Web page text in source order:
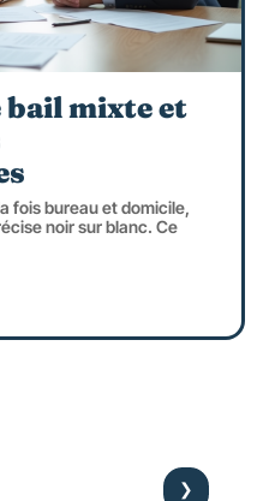
bail mixte et
fois bureau et domicile,
noir sur blanc. Ce